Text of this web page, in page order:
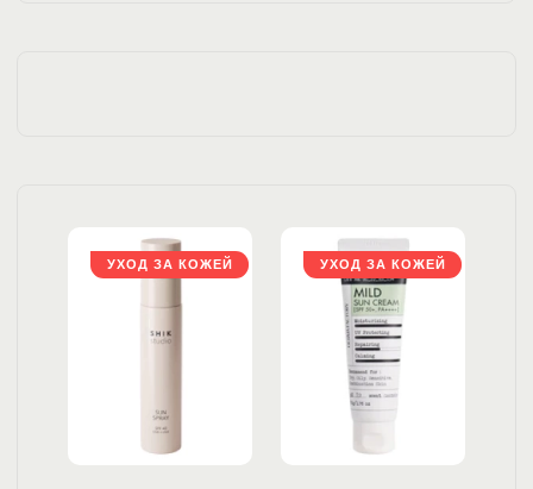
УХОД ЗА КОЖЕЙ УХОД ЗА КОЖЕЙ